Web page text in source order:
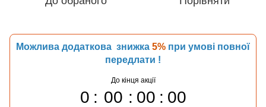
Можлива додаткова знижка 5% при умові повної
передлати !
До кінця акції
0 00 00 00